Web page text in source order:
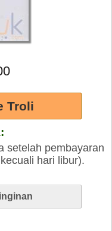
setelah pembayaran
hari libur).